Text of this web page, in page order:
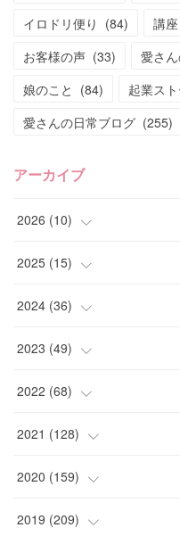
イロドリ便り (84) 講
お客様の声 (33) 愛さ
娘のこと (84) 起業ス
愛さんの日常ブログ (255)
アーカイブ
2026 (10)
(1)
(4)
(2)
(1)
( 2)
2025 (15)
(4)
(2)
(2)
(3)
( 1)
2024 (36)
(2)
(2)
(1)
( 4)
( 3)
2023 (49)
(1)
(2)
( 5)
(5)
2022 (68)
(6)
( 6)
(3)
2021 (128)
(10)
(9)
2020 (159)
(15)
2019 (209)